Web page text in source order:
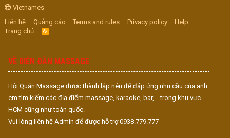
Vietnames
Liên hệ
Quảng cáo Terms and rules Privacy policy
Help
Trang chủ
R
S
VỀ DIỄN ĐÀN MASSAGE
Hội Quán Massage được thành lập nên để đáp ứng nhu cầu của anh
em tìm kiếm các địa điểm massage, karaoke, bar,... trong khu vực
HCM cũng như toàn quốc.
Vui lòng liên hệ Admin để được hỗ trợ 0938.779.777